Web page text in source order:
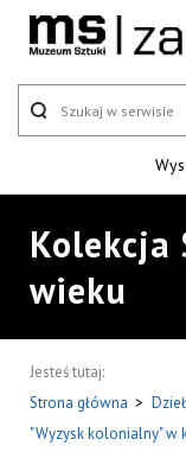
Kolekcja
wieku
Jesteś tutaj:
Strona główna >
"Wyzysk kolonialny" w